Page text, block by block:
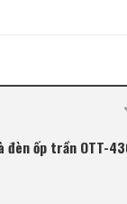
đèn ốp trần OTT-